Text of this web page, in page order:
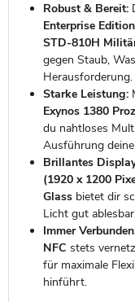
Robust & Bereit:
Enterprise Edition
STD-810H
gegen Staub,
Herausforderung.
Starke Leistung:
Exynos 1380
du nahtloses
Ausführung
Brillantes
(1920 x 1200
Glassbietet dir
Licht gut
Immer
NFC stets
für maximale
hinführt.